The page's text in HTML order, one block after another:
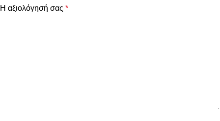
Η αξιολόγησή σας *